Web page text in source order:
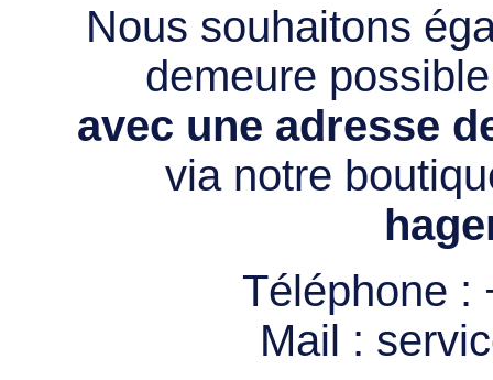
Nous souhaitons
demeure
avec une adresse
via notre
Téléphone :
Mail :